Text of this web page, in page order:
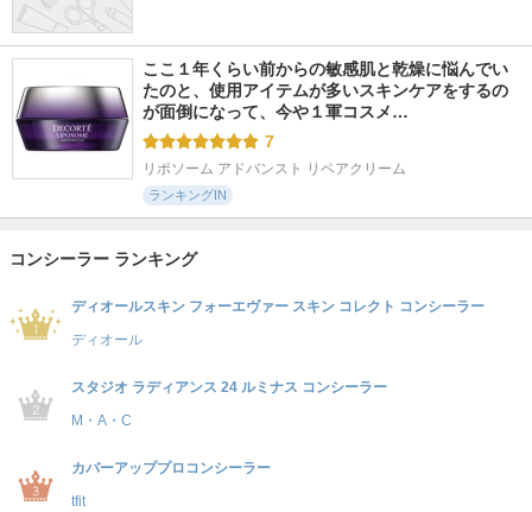
ここ１年くらい前からの敏感肌と乾燥に悩んでい
たのと、使用アイテムが多いスキンケアをするの
が面倒になって、今や１軍コスメ…
7
リポソーム アドバンスト リペアクリーム
ランキングIN
コンシーラー ランキング
ディオールスキン フォーエヴァー スキン コレクト コンシーラー
ディオール
スタジオ ラディアンス 24 ルミナス コンシーラー
M・A・C
カバーアッププロコンシーラー
tfit